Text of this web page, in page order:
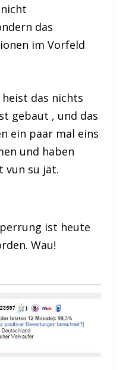
das
im Vorfeld
das nichts
gebaut , und das
ein paar mal eins
und haben
vun su jät.
ist heute
Wau!